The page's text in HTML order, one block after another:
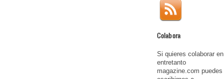
Colabora
Si quieres colaborar en
entretanto
magazine.com puedes